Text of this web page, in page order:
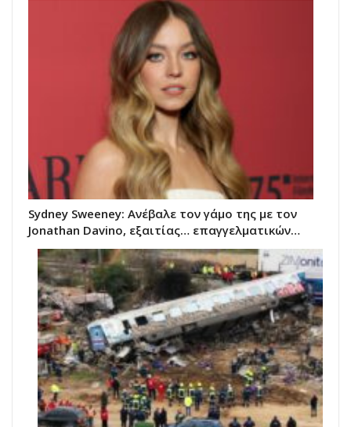
Sydney Sweeney: Ανέβαλε τον γάμο της με τον
Jonathan Davino, εξαιτίας… επαγγελματικών…